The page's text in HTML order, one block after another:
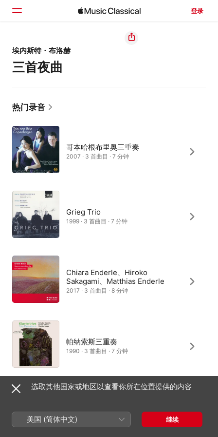
登录
主页
浏览
搜索
埃内斯特・布洛赫
三首夜曲
热门录音
哥本哈根布里奥三重奏
2007 · 3 首曲目 · 7 分钟
Grieg Trio
1999 · 3 首曲目 · 7 分钟
Chiara Enderle、Hiroko
Sakagami、Matthias Enderle
2017 · 3 首曲目 · 8 分钟
帕纳索斯三重奏
1990 · 3 首曲目 · 7 分钟
2015 · 3 首曲目 · 7 分钟
选取其他国家或地区以查看你所在位置提供的内容
美国 (简体中文) 继续